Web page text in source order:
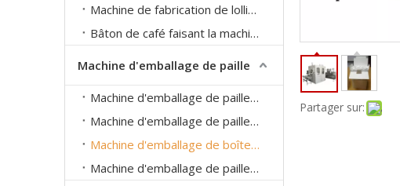
Machine de fabrication de lollipops
Bâton de café faisant la machine
Machine d'emballage de paille
Machine d'emballage de paille individuelle
Machine d'emballage de paille de groupe
Machine d'emballage de boîte en papier paille
Machine d'emballage de paille Tetra Pack
Partager sur: